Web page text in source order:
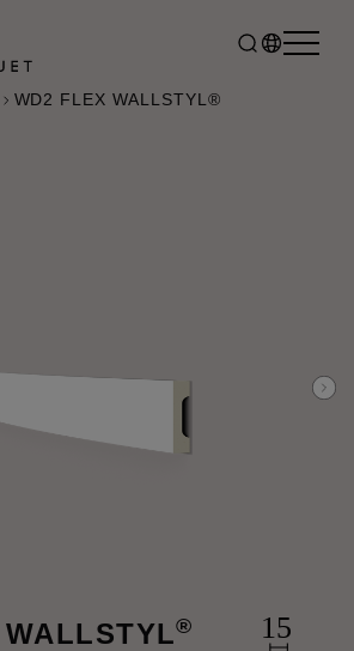
WD2 FLEX WALLSTYL®
®